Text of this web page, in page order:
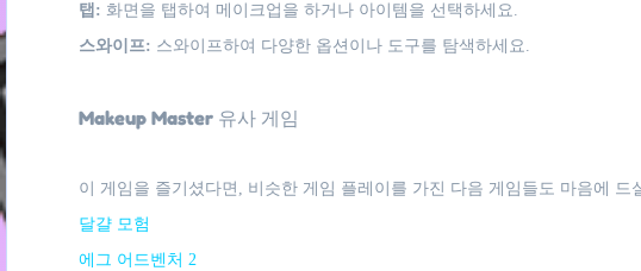
탭: 화면을 탭하여 메이크업을 하거나 아이템을 선택하세요.
스와이프: 스와이프하여 다양한 옵션이나 도구를 탐색하세요.
Makeup Master 유사 게임
이 게임을 즐기셨다면, 비슷한 게임 플레이를 가진 다음 게임들도 마음에 드
달걀 모험
에그 어드벤처 2